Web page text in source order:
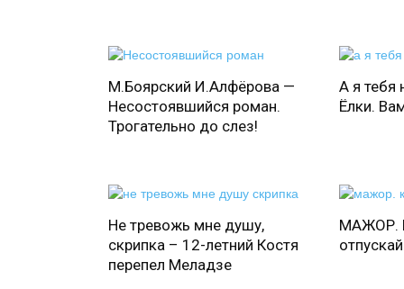
М.Боярский И.Алфёрова —
Несостоявшийся роман.
Трогательно до слез!
А я тебя
Ёлки.
Не тревожь мне душу,
скрипка – 12-летний Костя
перепел Меладзе
МАЖОР.